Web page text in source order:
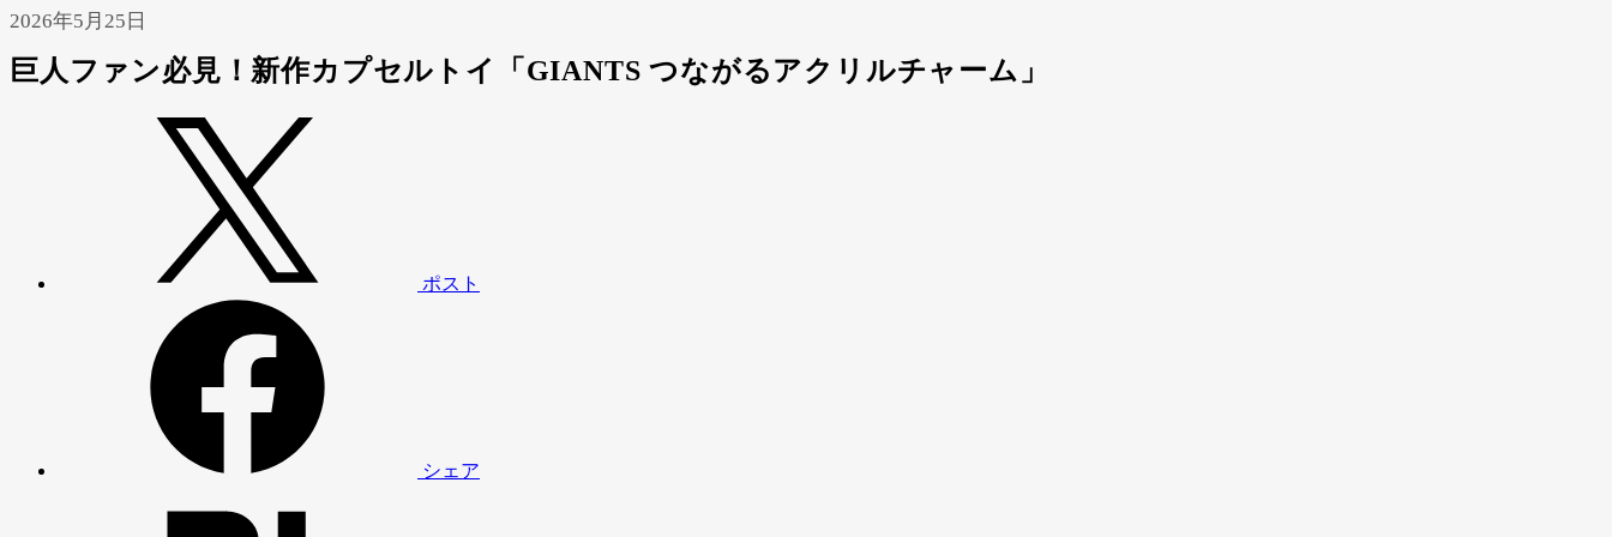
2026年5月25日
巨人ファン必見！新作カプセルトイ「GIANTS つながるアクリルチャーム」
ポスト
シェア